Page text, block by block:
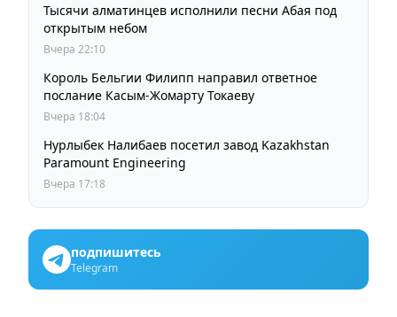
Тысячи алматинцев исполнили песни Абая под
открытым небом
Вчера 22:10
Король Бельгии Филипп направил ответное
послание Касым-Жомарту Токаеву
Вчера 18:04
Нурлыбек Налибаев посетил завод Kazakhstan
Paramount Engineering
Вчера 17:18
подпишитесь
Telegram